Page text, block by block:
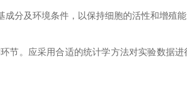
分及环境条件，以保持细胞的活性和增殖能
节。应采用合适的统计学方法对实验数据进